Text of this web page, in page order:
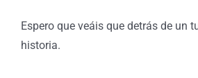
Espero que veáis que detrás de un
historia.